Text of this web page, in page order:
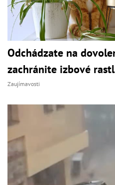
Odchádzate na
zachránite izbové
Zaujímavosti